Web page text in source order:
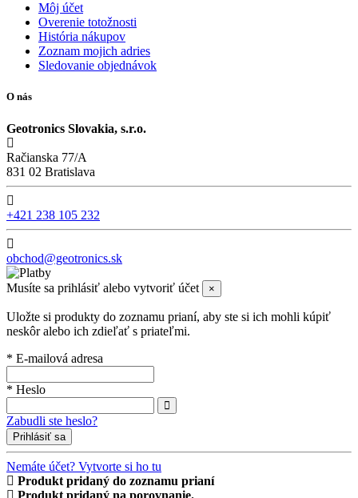
Môj účet
Overenie totožnosti
História nákupov
Zoznam mojich adries
Sledovanie objednávok
O nás
Geotronics Slovakia, s.r.o.
Račianska 77/A
831 02 Bratislava
+421 238 105 232
obchod@geotronics.sk
Musíte sa prihlásiť alebo vytvoriť účet ×
Uložte si produkty do zoznamu prianí, aby ste si ich mohli kúpiť
neskôr alebo ich zdieľať s priateľmi.
* E-mailová adresa
* Heslo
Zabudli ste heslo?
Prihlásiť sa
Nemáte účet? Vytvorte si ho tu
Produkt pridaný do zoznamu prianí
Produkt pridaný na porovnanie.